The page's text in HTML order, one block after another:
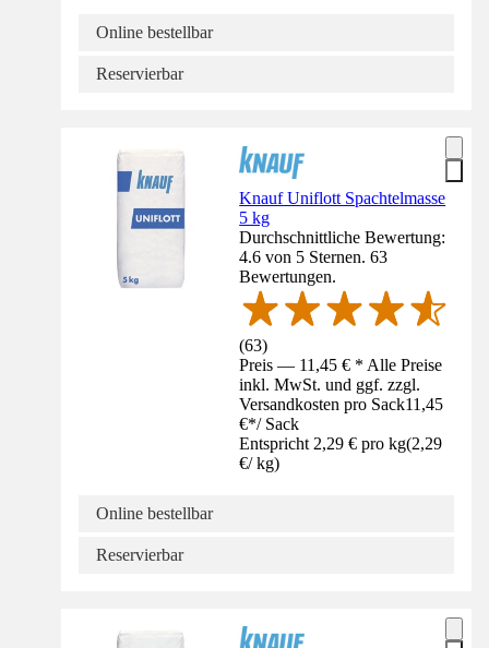
Online bestellbar
Reservierbar
Knauf Uniflott Spachtelmasse
5 kg
Durchschnittliche Bewertung:
4.6 von 5 Sternen. 63
Bewertungen.
(63)
Preis — 11,45 € * Alle Preise
inkl. MwSt. und ggf. zzgl.
Versandkosten pro Sack11,45
€*/ Sack
Entspricht 2,29 € pro kg(2,29
€/ kg)
Online bestellbar
Reservierbar